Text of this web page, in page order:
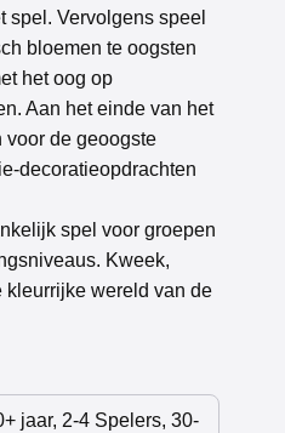
spel. Vervolgens speel
bloemen te oogsten
het oog op
Aan het einde van het
voor de geoogste
decoratieopdrachten
spel voor groepen
Kweek,
kleurrijke wereld van de
jaar, 2-4 Spelers, 30-